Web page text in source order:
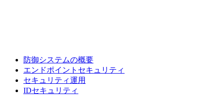
防御システムの概要
エンドポイントセキュリティ
セキュリティ運用
IDセキュリティ